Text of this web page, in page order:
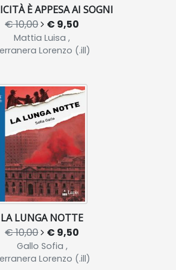
È APPESA AI SOGNI
€ 10,00 € 9,50
Mattia Luisa ,
Lorenzo (.ill)
LA LUNGA NOTTE
€ 10,00 € 9,50
Gallo Sofia ,
Lorenzo (.ill)